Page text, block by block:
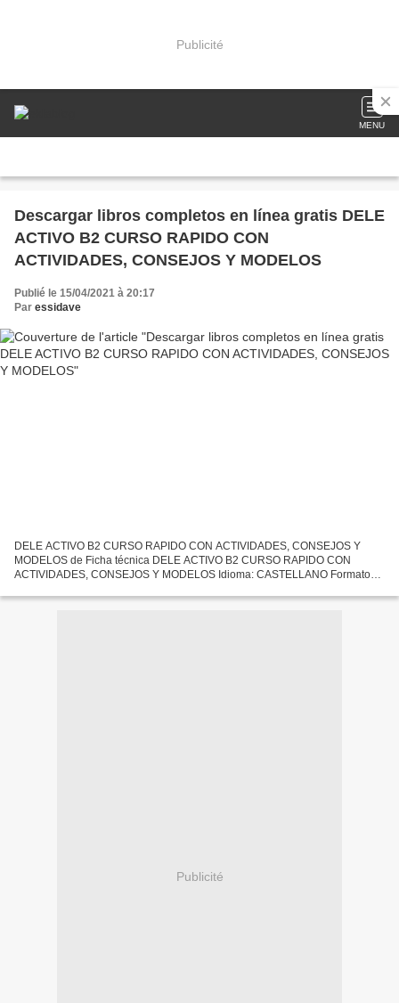
Publicité
MENU
Descargar libros completos en línea gratis DELE
ACTIVO B2 CURSO RAPIDO CON
ACTIVIDADES, CONSEJOS Y MODELOS
Publié le 15/04/2021 à 20:17
Par essidave
DELE ACTIVO B2 CURSO RAPIDO CON ACTIVIDADES, CONSEJOS Y
MODELOS de Ficha técnica DELE ACTIVO B2 CURSO RAPIDO CON
ACTIVIDADES, CONSEJOS Y MODELOS Idioma: CASTELLANO Formatos:
2017...
Publicité